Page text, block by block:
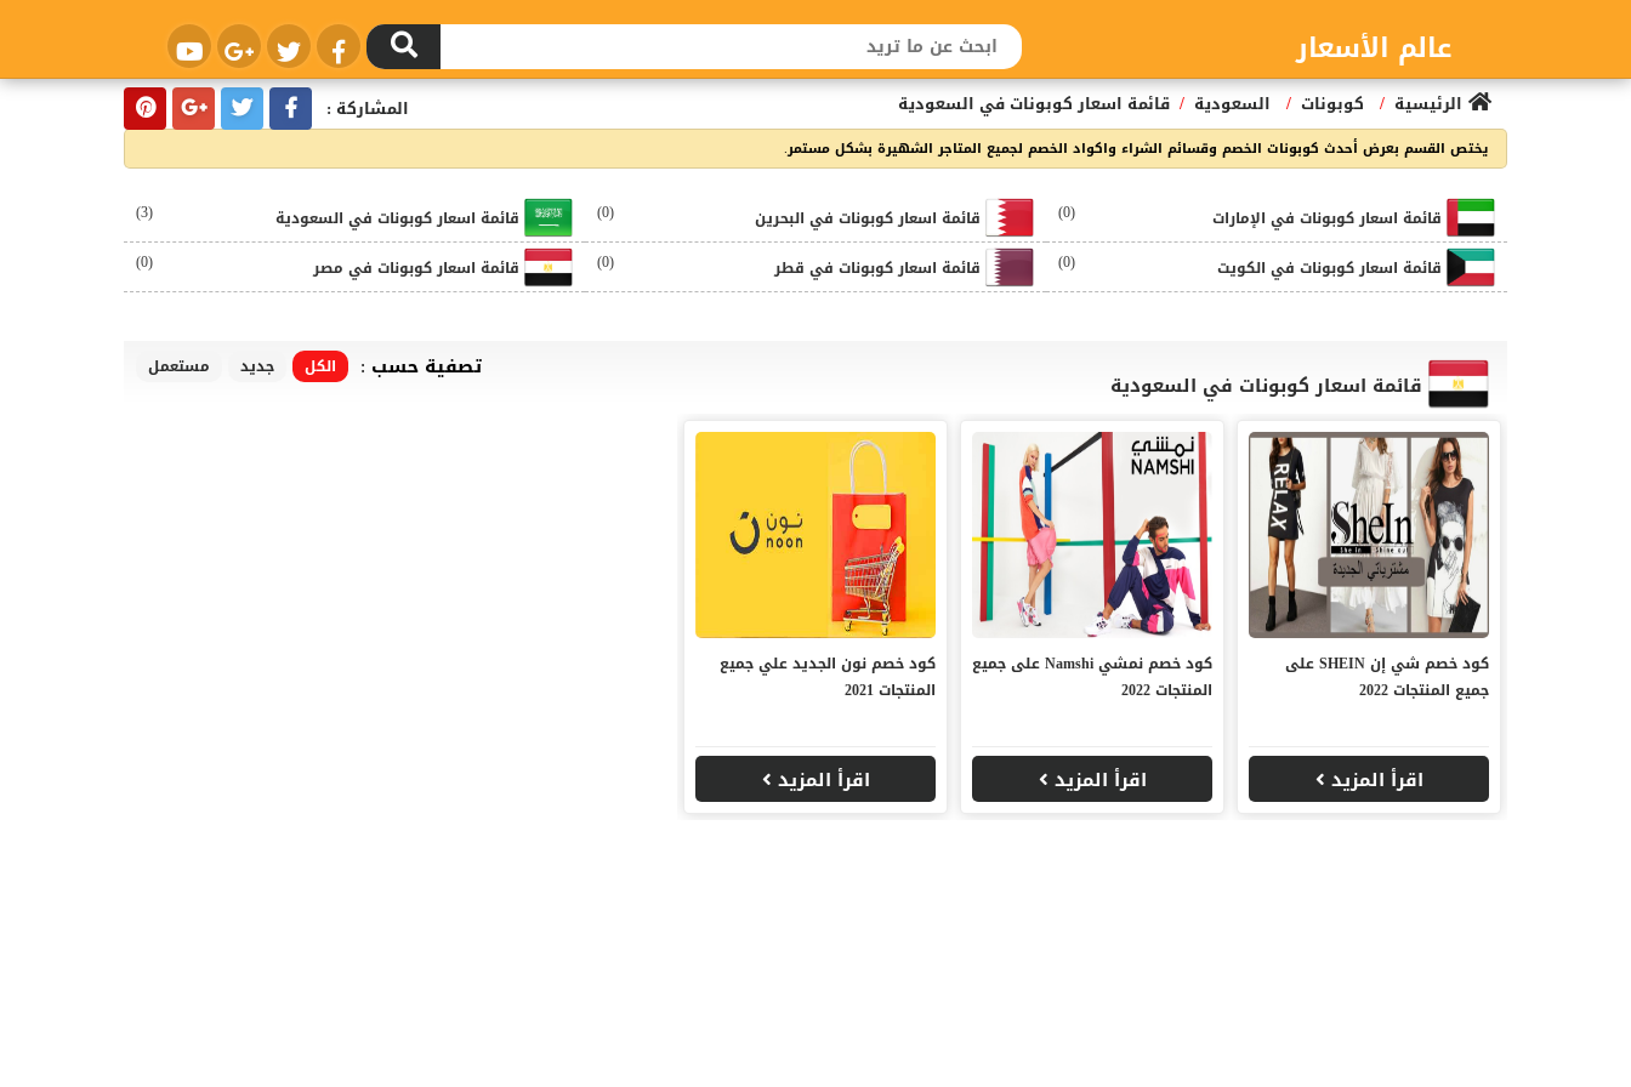
عالم الأسعار
الرئيسية / كوبونات / السعودية / قائمة اسعار كوبونات في السعودية المشاركة :
يختص القسم بعرض أحدث كوبونات الخصم وقسائم الشراء واكواد الخصم لجميع المتاجر الشهيرة بشكل مستمر.
قائمة اسعار كوبونات في الإمارات (0) قائمة اسعار كوبونات في البحرين (0) قائمة اسعار كوبونات في السعودية (3)
قائمة اسعار كوبونات في الكويت (0) قائمة اسعار كوبونات في قطر (0) قائمة اسعار كوبونات في مصر (0)
قائمة اسعار كوبونات في السعودية
تصفية حسب : الكل جديد مستعمل
كود خصم شي إن SHEIN على
جميع المنتجات 2022
اقرأ المزيد
كود خصم نمشي Namshi على جميع
المنتجات 2022
اقرأ المزيد
كود خصم نون الجديد علي جميع
المنتجات 2021
اقرأ المزيد